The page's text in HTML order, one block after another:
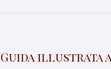
Guida illustrata